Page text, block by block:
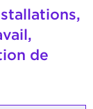
de